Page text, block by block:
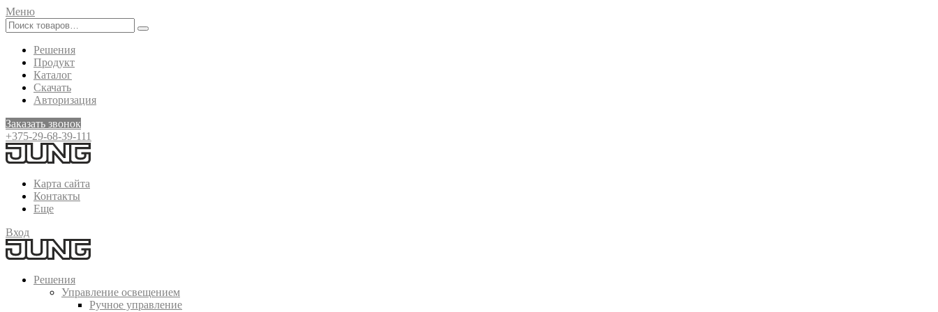
Меню
Решения
Продукт
Каталог
Скачать
Авторизация
Заказать звонок
+375-29-68-39-111
Карта сайта
Контакты
Еще
Вход
Решения
Управление освещением
Ручное управление